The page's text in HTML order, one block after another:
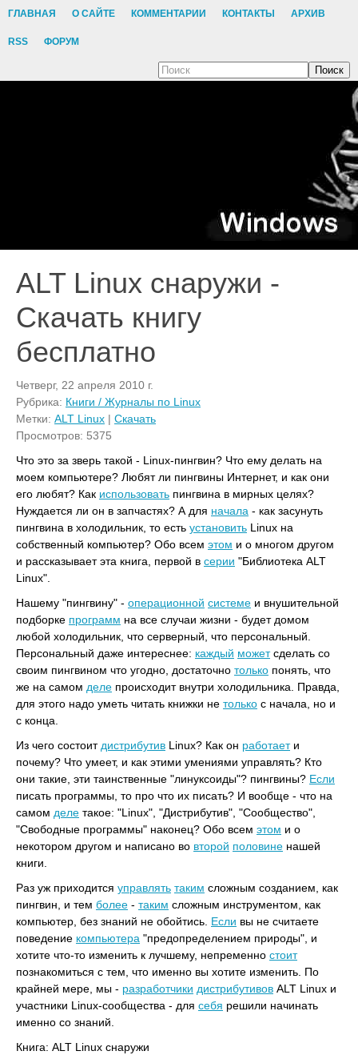
ГЛАВНАЯ О САЙТЕ КОММЕНТАРИИ КОНТАКТЫ АРХИВ
RSS ФОРУМ
Поиск
ALT Linux снаружи -
Скачать книгу
бесплатно
Четверг, 22 апреля 2010 г.
Рубрика: Книги / Журналы по Linux
Метки: ALT Linux | Скачать
Просмотров: 5375
Что это за зверь такой - Linux-пингвин? Что ему делать на
моем компьютере? Любят ли пингвины Интернет, и как они
его любят? Как использовать пингвина в мирных целях?
Нуждается ли он в запчастях? А для начала - как засунуть
пингвина в холодильник, то есть установить Linux на
собственный компьютер? Обо всем этом и о многом другом
и рассказывает эта книга, первой в серии "Библиотека ALT
Linux".
Нашему "пингвину" - операционной системе и внушительной
подборке программ на все случаи жизни - будет домом
любой холодильник, что серверный, что персональный.
Персональный даже интереснее: каждый можетсделать со
своим пингвином что угодно, достаточно только понять, что
же на самом деле происходит внутри холодильника. Правда,
для этого надо уметь читать книжки не только с начала, но и
с конца.
Из чего состоит дистрибутив Linux? Как он работаети
почему? Что умеет, и как этими умениями управлять? Кто
они такие, эти таинственные "линуксоиды"? пингвины? Если
писать программы, то про что их писать? И вообще - что на
самом деле такое: "Linux", "Дистрибутив", "Сообщество",
"Свободные программы" наконец? Обо всем этом и о
некотором другом и написано во второй половине нашей
книги.
Раз уж приходится управлять таким сложным созданием, как
пингвин, и тем более - таким сложным инструментом, как
компьютер, без знаний не обойтись. Если вы не считаете
поведение компьютера "предопределением природы", и
хотите что-то изменить к лучшему, непременно стоит
познакомиться с тем, что именно вы хотите изменить. По
крайней мере, мы - разработчики дистрибутивов ALT Linux и
участники Linux-сообщества - для себя решили начинать
именно со знаний.
Книга: ALT Linux снаружи